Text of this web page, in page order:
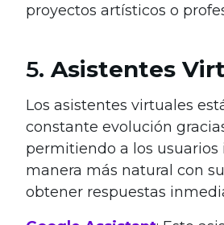
proyectos artísticos o
5. Asistentes
Los asistentes virtuales
constante evolución
permitiendo a los
manera más natural con
obtener respuestas